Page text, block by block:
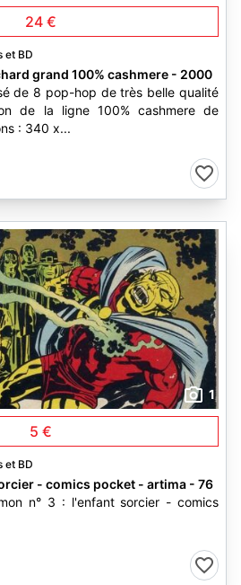
24 €
et BD
grand 100% cashmere - 2000
de 8 pop-hop de très belle qualité
de la ligne 100% cashmere de
: 340 x...
1
5 €
et BD
- comics pocket - artima - 76
n° 3 : l'enfant sorcier - comics